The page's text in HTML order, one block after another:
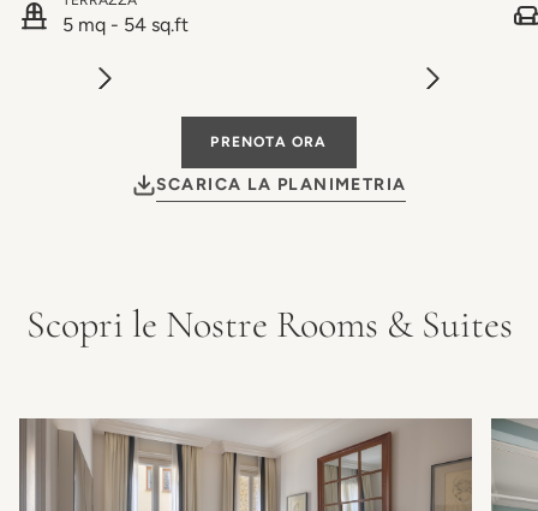
5 mq - 54 sq.ft
PRENOTA ORA
SCARICA LA PLANIMETRIA
Scopri le Nostre Rooms & Suites